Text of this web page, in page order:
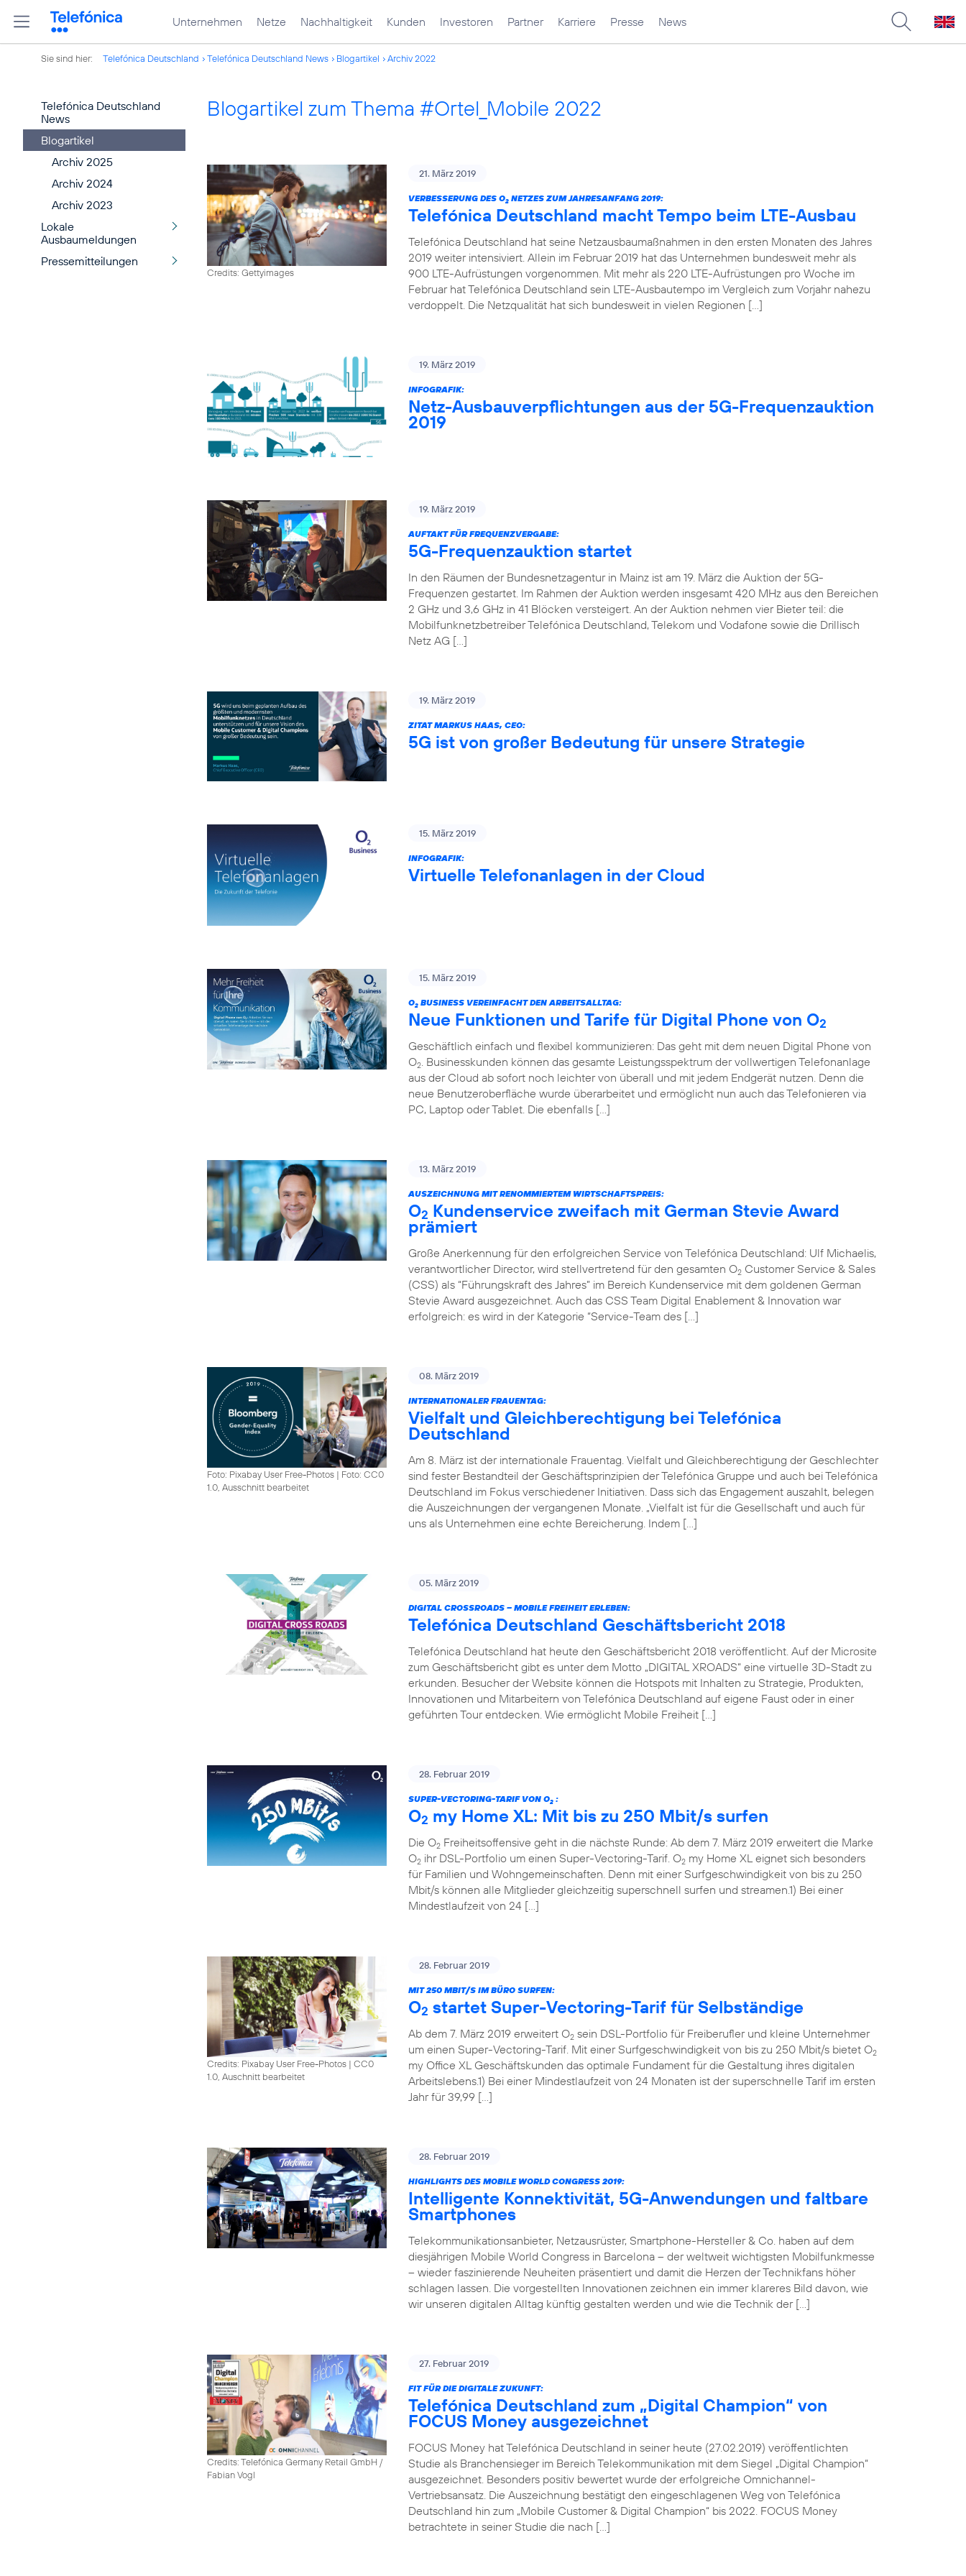
Unternehmen Netze Nachhaltigkeit Kunden Investoren Partner Karriere Presse News
Sie sind hier: Telefónica Deutschland Telefónica Deutschland News Blogartikel Archiv 2022
Telefónica Deutschland
News
Blogartikel
Archiv 2025
Archiv 2024
Archiv 2023
Lokale
Ausbaumeldungen
Pressemitteilungen
Blogartikel zum Thema #Ortel_Mobile 2022
Credits: Gettyimages
21. März 2019
VERBESSERUNG DES O2 NETZES ZUM JAHRESANFANG 2019:
Telefónica Deutschland macht Tempo beim LTE-Ausbau
Telefónica Deutschland hat seine Netzausbaumaßnahmen in den ersten Monaten des Jahres
2019 weiter intensiviert. Allein im Februar 2019 hat das Unternehmen bundesweit mehr als
900 LTE-Aufrüstungen vorgenommen. Mit mehr als 220 LTE-Aufrüstungen pro Woche im
Februar hat Telefónica Deutschland sein LTE-Ausbautempo im Vergleich zum Vorjahr nahezu
verdoppelt. Die Netzqualität hat sich bundesweit in vielen Regionen […]
19. März 2019
INFOGRAFIK:
Netz-Ausbauverpflichtungen aus der 5G-Frequenzauktion
2019
19. März 2019
AUFTAKT FÜR FREQUENZVERGABE:
5G-Frequenzauktion startet
In den Räumen der Bundesnetzagentur in Mainz ist am 19. März die Auktion der 5G-
Frequenzen gestartet. Im Rahmen der Auktion werden insgesamt 420 MHz aus den Bereichen
2 GHz und 3,6 GHz in 41 Blöcken versteigert. An der Auktion nehmen vier Bieter teil: die
Mobilfunknetzbetreiber Telefónica Deutschland, Telekom und Vodafone sowie die Drillisch
Netz AG […]
19. März 2019
ZITAT MARKUS HAAS, CEO:
5G ist von großer Bedeutung für unsere Strategie
15. März 2019
INFOGRAFIK:
Virtuelle Telefonanlagen in der Cloud
15. März 2019
O2 BUSINESS VEREINFACHT DEN ARBEITSALLTAG:
Neue Funktionen und Tarife für Digital Phone von O2
Geschäftlich einfach und flexibel kommunizieren: Das geht mit dem neuen Digital Phone von
O2 . Businesskunden können das gesamte Leistungsspektrum der vollwertigen Telefonanlage
aus der Cloud ab sofort noch leichter von überall und mit jedem Endgerät nutzen. Denn die
neue Benutzeroberfläche wurde überarbeitet und ermöglicht nun auch das Telefonieren via
PC, Laptop oder Tablet. Die ebenfalls […]
13. März 2019
AUSZEICHNUNG MIT RENOMMIERTEM WIRTSCHAFTSPREIS:
O2 Kundenservice zweifach mit German Stevie Award
prämiert
Große Anerkennung für den erfolgreichen Service von Telefónica Deutschland: Ulf Michaelis,
verantwortlicher Director, wird stellvertretend für den gesamten O2 Customer Service & Sales
(CSS) als “Führungskraft des Jahres” im Bereich Kundenservice mit dem goldenen German
Stevie Award ausgezeichnet. Auch das CSS Team Digital Enablement & Innovation war
erfolgreich: es wird in der Kategorie “Service-Team des […]
Foto: Pixabay User Free-Photos | Foto: CC0
1.0, Ausschnitt bearbeitet
08. März 2019
INTERNATIONALER FRAUENTAG:
Vielfalt und Gleichberechtigung bei Telefónica
Deutschland
Am 8. März ist der internationale Frauentag. Vielfalt und Gleichberechtigung der Geschlechter
sind fester Bestandteil der Geschäftsprinzipien der Telefónica Gruppe und auch bei Telefónica
Deutschland im Fokus verschiedener Initiativen. Dass sich das Engagement auszahlt, belegen
die Auszeichnungen der vergangenen Monate. „Vielfalt ist für die Gesellschaft und auch für
uns als Unternehmen eine echte Bereicherung. Indem […]
05. März 2019
DIGITAL CROSSROADS – MOBILE FREIHEIT ERLEBEN:
Telefónica Deutschland Geschäftsbericht 2018
Telefónica Deutschland hat heute den Geschäftsbericht 2018 veröffentlicht. Auf der Microsite
zum Geschäftsbericht gibt es unter dem Motto „DIGITAL XROADS“ eine virtuelle 3D-Stadt zu
erkunden. Besucher der Website können die Hotspots mit Inhalten zu Strategie, Produkten,
Innovationen und Mitarbeitern von Telefónica Deutschland auf eigene Faust oder in einer
geführten Tour entdecken. Wie ermöglicht Mobile Freiheit […]
28. Februar 2019
SUPER-VECTORING-TARIF VON O2 :
O2 my Home XL: Mit bis zu 250 Mbit/s surfen
Die O2 Freiheitsoffensive geht in die nächste Runde: Ab dem 7. März 2019 erweitert die Marke
O2 ihr DSL-Portfolio um einen Super-Vectoring-Tarif. O2 my Home XL eignet sich besonders
für Familien und Wohngemeinschaften. Denn mit einer Surfgeschwindigkeit von bis zu 250
Mbit/s können alle Mitglieder gleichzeitig superschnell surfen und streamen.1) Bei einer
Mindestlaufzeit von 24 […]
Credits: Pixabay User Free-Photos | CC0
1.0, Auschnitt bearbeitet
28. Februar 2019
MIT 250 MBIT/S IM BÜRO SURFEN:
O2 startet Super-Vectoring-Tarif für Selbständige
Ab dem 7. März 2019 erweitert O2 sein DSL-Portfolio für Freiberufler und kleine Unternehmer
um einen Super-Vectoring-Tarif. Mit einer Surfgeschwindigkeit von bis zu 250 Mbit/s bietet O2
my Office XL Geschäftskunden das optimale Fundament für die Gestaltung ihres digitalen
Arbeitslebens.1) Bei einer Mindestlaufzeit von 24 Monaten ist der superschnelle Tarif im ersten
Jahr für 39,99 […]
28. Februar 2019
HIGHLIGHTS DES MOBILE WORLD CONGRESS 2019:
Intelligente Konnektivität, 5G-Anwendungen und faltbare
Smartphones
Telekommunikationsanbieter, Netzausrüster, Smartphone-Hersteller & Co. haben auf dem
diesjährigen Mobile World Congress in Barcelona – der weltweit wichtigsten Mobilfunkmesse
– wieder faszinierende Neuheiten präsentiert und damit die Herzen der Technikfans höher
schlagen lassen. Die vorgestellten Innovationen zeichnen ein immer klareres Bild davon, wie
wir unseren digitalen Alltag künftig gestalten werden und wie die Technik der […]
Credits: Telefónica Germany Retail GmbH /
Fabian Vogl
27. Februar 2019
FIT FÜR DIE DIGITALE ZUKUNFT:
Telefónica Deutschland zum „Digital Champion“ von
FOCUS Money ausgezeichnet
FOCUS Money hat Telefónica Deutschland in seiner heute (27.02.2019) veröffentlichten
Studie als Branchensieger im Bereich Telekommunikation mit dem Siegel „Digital Champion“
ausgezeichnet. Besonders positiv bewertet wurde der erfolgreiche Omnichannel-
Vertriebsansatz. Die Auszeichnung bestätigt den eingeschlagenen Weg von Telefónica
Deutschland hin zum „Mobile Customer & Digital Champion“ bis 2022. FOCUS Money
betrachtete in seiner Studie die nach […]